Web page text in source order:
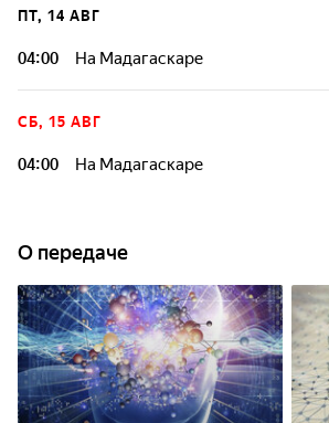
ПТ, 14 АВГ
04:00 На Мадагаскаре
СБ, 15 АВГ
04:00 На Мадагаскаре
О передаче